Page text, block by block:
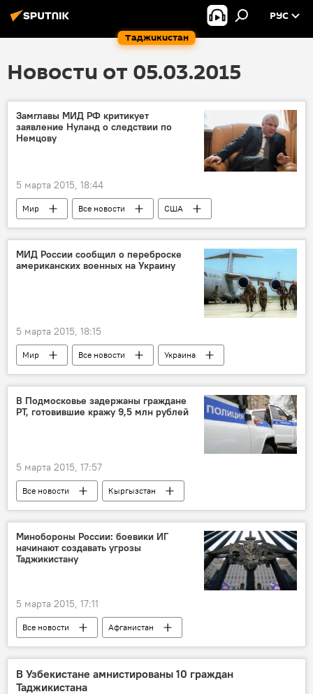
Таджикистан
РУС
Новости от 05.03.2015
Замглавы МИД РФ критикует
заявление Нуланд о следствии по
Немцову
5 марта 2015, 18:44
Мир Все новости
США
МИД РФ
следствие
"список Магнитского"
Россия
МИД России сообщил о переброске
американских военных на Украину
5 марта 2015, 18:15
Мир Все новости
Украина
США
безопасность
Армия и вооружение
Россия
конфликт
МИД РФ ОДКБ
В Подмосковье задержаны граждане
РТ, готовившие кражу 9,5 млн рублей
5 марта 2015, 17:57
Все новости
Кыргызстан
Ставропольский край
Подмосковье
МВД России
кража
Таджикистан
Происшествия, ЧП, криминал
Минобороны России: боевики ИГ
начинают создавать угрозы
Таджикистану
5 марта 2015, 17:11
Все новости
Афганистан
Казахстан
Туркменистан
Кыргызстан
Армения
ИГИЛ
ОДКБ
В Узбекистане амнистированы 10 граждан
Таджикистана